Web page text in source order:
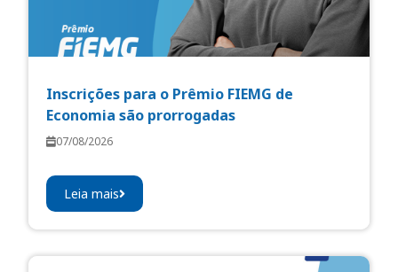
Inscrições para o Prêmio FIEMG de
Economia são prorrogadas
07/08/2026
Leia mais